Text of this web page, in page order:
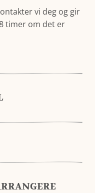
vi deg og gir
timer om det er